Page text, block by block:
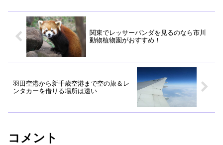
関東でレッサーパンダを見るのなら市川
動物植物園がおすすめ！
羽田空港から新千歳空港まで空の旅＆レ
ンタカーを借りる場所は遠い
コメント